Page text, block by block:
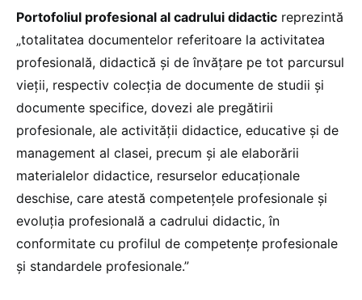
Portofoliul profesional al cadrului didactic reprezintă
„totalitatea documentelor referitoare la activitatea
profesională, didactică și de învățare pe tot parcursul
vieții, respectiv colecția de documente de studii și
documente specifice, dovezi ale pregătirii
profesionale, ale activității didactice, educative și de
management al clasei, precum și ale elaborării
materialelor didactice, resurselor educaționale
deschise, care atestă competențele profesionale și
evoluția profesională a cadrului didactic, în
conformitate cu profilul de competențe profesionale
și standardele profesionale.”